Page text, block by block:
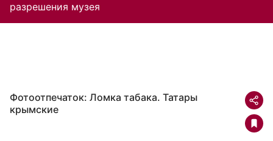
разрешения музея
Фотоотпечаток: Ломка табака. Татары
крымские